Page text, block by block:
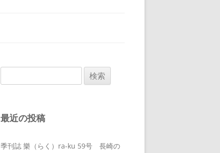
索:
最近の投稿
季刊誌 樂（らく）ra-ku 59号 長崎の